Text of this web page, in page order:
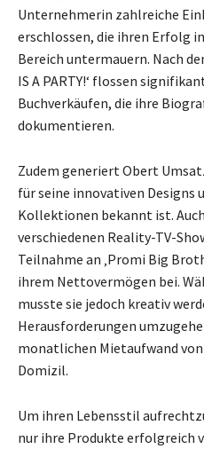
Unternehmerin zahlreiche
erschlossen, die ihren Erfolg
Bereich untermauern. Nach
IS A PARTY!‘ flossen
Buchverkäufen, die ihre
dokumentieren.
Zudem generiert Obert
für seine innovativen Designs
Kollektionen bekannt ist.
verschiedenen Reality-TV-
Teilnahme an ‚Promi Big
ihrem Nettovermögen bei.
musste sie jedoch kreativ
Herausforderungen
monatlichen Mietaufwand
Domizil.
Um ihren Lebensstil
nur ihre Produkte erfolgreich